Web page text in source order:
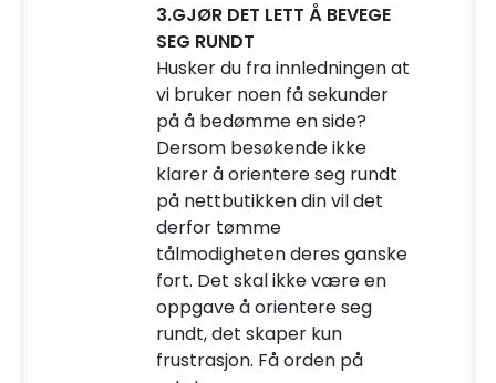
3.GJØR DET LETT Å BEVEGE
SEG RUNDT
Husker du fra innledningen at
vi bruker noen få sekunder
på å bedømme en side?
Dersom besøkende ikke
klarer å orientere seg rundt
på nettbutikken din vil det
derfor tømme
tålmodigheten deres ganske
fort. Det skal ikke være en
oppgave å orientere seg
rundt, det skaper kun
frustrasjon. Få orden på